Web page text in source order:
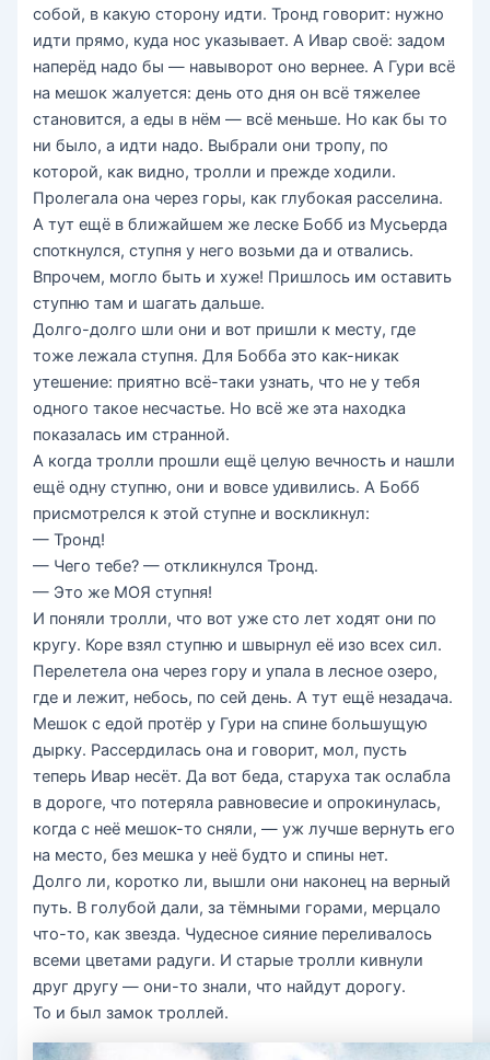
собой, в какую сторону идти. Тронд говорит: нужно
идти прямо, куда нос указывает. А Ивар своё: задом
наперёд надо бы — навыворот оно вернее. А Гури всё
на мешок жалуется: день ото дня он всё тяжелее
становится, а еды в нём — всё меньше. Но как бы то
ни было, а идти надо. Выбрали они тропу, по
которой, как видно, тролли и прежде ходили.
Пролегала она через горы, как глубокая расселина.
А тут ещё в ближайшем же леске Бобб из Мусьерда
споткнулся, ступня у него возьми да и отвались.
Впрочем, могло быть и хуже! Пришлось им оставить
ступню там и шагать дальше.
Долго-долго шли они и вот пришли к месту, где
тоже лежала ступня. Для Бобба это как-никак
утешение: приятно всё-таки узнать, что не у тебя
одного такое несчастье. Но всё же эта находка
показалась им странной.
А когда тролли прошли ещё целую вечность и нашли
ещё одну ступню, они и вовсе удивились. А Бобб
присмотрелся к этой ступне и воскликнул:
— Тронд!
— Чего тебе? — откликнулся Тронд.
— Это же МОЯ ступня!
И поняли тролли, что вот уже сто лет ходят они по
кругу. Коре взял ступню и швырнул её изо всех сил.
Перелетела она через гору и упала в лесное озеро,
где и лежит, небось, по сей день. А тут ещё незадача.
Мешок с едой протёр у Гури на спине большущую
дырку. Рассердилась она и говорит, мол, пусть
теперь Ивар несёт. Да вот беда, старуха так ослабла
в дороге, что потеряла равновесие и опрокинулась,
когда с неё мешок-то сняли, — уж лучше вернуть его
на место, без мешка у неё будто и спины нет.
Долго ли, коротко ли, вышли они наконец на верный
путь. В голубой дали, за тёмными горами, мерцало
что-то, как звезда. Чудесное сияние переливалось
всеми цветами радуги. И старые тролли кивнули
друг другу — они-то знали, что найдут дорогу.
То и был замок троллей.